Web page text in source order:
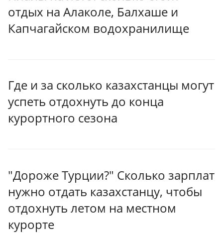
отдых на Алаколе, Балхаше и
Капчагайском водохранилище
Где и за сколько казахстанцы могут
успеть отдохнуть до конца
курортного сезона
"Дороже Турции?" Сколько зарплат
нужно отдать казахстанцу, чтобы
отдохнуть летом на местном
курорте